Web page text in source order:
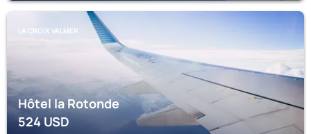
LA CROIX VALMER
Hôtel la Rotonde
524USD